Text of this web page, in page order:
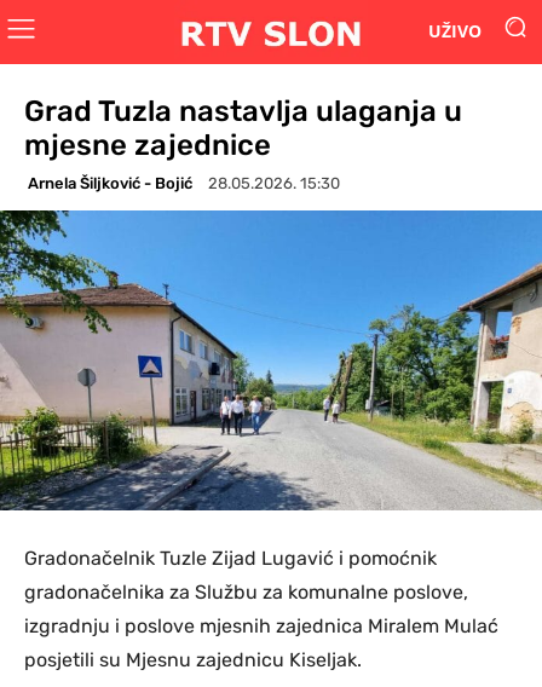
UŽIVO
Grad Tuzla nastavlja ulaganja u
mjesne zajednice
Arnela Šiljković - Bojić 28.05.2026. 15:30
Gradonačelnik Tuzle Zijad Lugavić i pomoćnik
gradonačelnika za Službu za komunalne poslove,
izgradnju i poslove mjesnih zajednica Miralem Mulać
posjetili su Mjesnu zajednicu Kiseljak.